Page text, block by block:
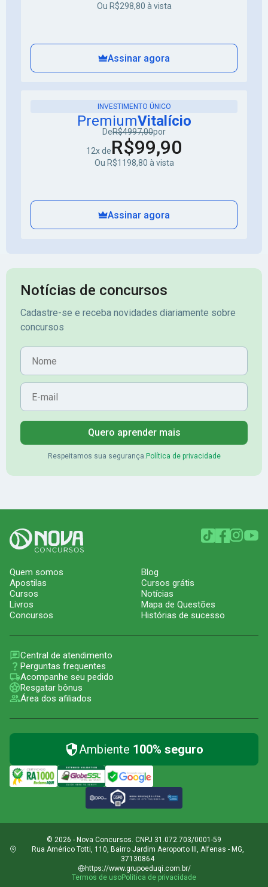
Ou R$298,80 à vista
Assinar agora
INVESTIMENTO ÚNICO
PremiumVitalício
DeR$4997,00por
12x deR$99,90
Ou R$1198,80 à vista
Assinar agora
Notícias de concursos
Cadastre-se e receba novidades diariamente sobre
concursos
Nome
E-mail
Quero aprender mais
Respeitamos sua segurança. Política de privacidade
Quem somos
Apostilas
Cursos
Livros
Concursos
Blog
Cursos grátis
Notícias
Mapa de Questões
Histórias de sucesso
Central de atendimento
Perguntas frequentes
Acompanhe seu pedido
Resgatar bônus
Área dos afiliados
Ambiente 100% seguro
© 2026 - Nova Concursos. CNPJ 31.072.703/0001-59
Rua Américo Totti, 110, Bairro Jardim Aeroporto III, Alfenas - MG,
37130864
https://www.grupoeduqi.com.br/
Termos de usoPolítica de privacidade